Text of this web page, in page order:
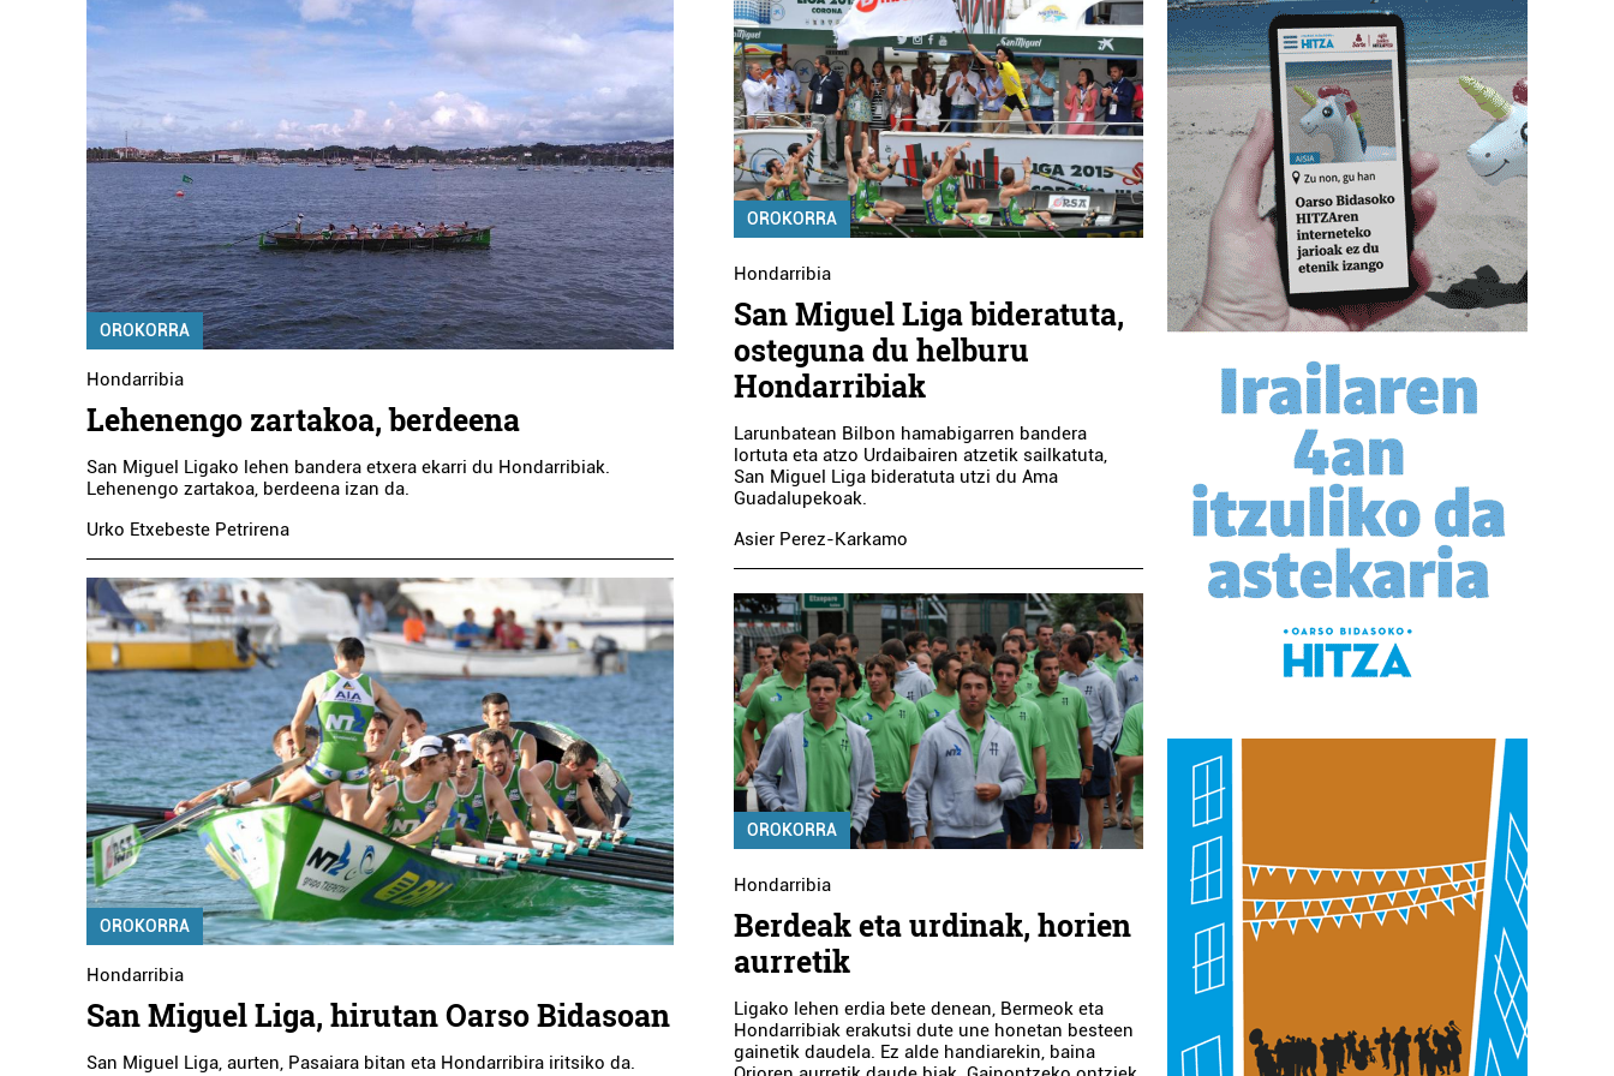
OROKORRA
Hondarribia
Lehenengo zartakoa, berdeena
San Miguel Ligako lehen bandera etxera ekarri du Hondarribiak.
Lehenengo zartakoa, berdeena izan da.
Urko Etxebeste Petrirena
OROKORRA
Hondarribia
San Miguel Liga, hirutan Oarso Bidasoan
San Miguel Liga, aurten, Pasaiara bitan eta Hondarribira iritsiko da.
OROKORRA
Hondarribia
San Miguel Liga bideratuta,
osteguna du helburu
Hondarribiak
Larunbatean Bilbon hamabigarren bandera
lortuta eta atzo Urdaibairen atzetik sailkatuta,
San Miguel Liga bideratuta utzi du Ama
Guadalupekoak.
Asier Perez-Karkamo
OROKORRA
Hondarribia
Berdeak eta urdinak, horien
aurretik
Ligako lehen erdia bete denean, Bermeok eta
Hondarribiak erakutsi dute une honetan besteen
gainetik daudela. Ez alde handiarekin, baina